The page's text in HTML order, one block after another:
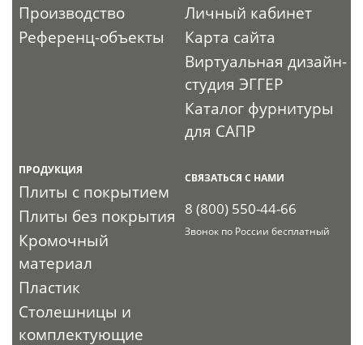
Производство
Референц-объекты
Личный кабинет
Карта сайта
Виртуальная дизайн-
студия ЭГГЕР
Каталог фурнитуры
для САПР
ПРОДУКЦИЯ
Плиты с покрытием
Плиты без покрытия
Кромочный
материал
Пластик
Столешницы и
комплектующие
СВЯЗАТЬСЯ С НАМИ
8 (800) 550-44-66
Звонок по России бесплатный